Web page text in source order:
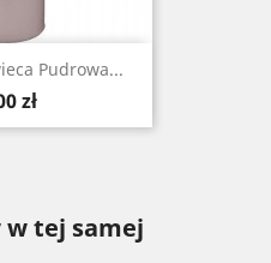
Pudrowa ...
zł
tej samej